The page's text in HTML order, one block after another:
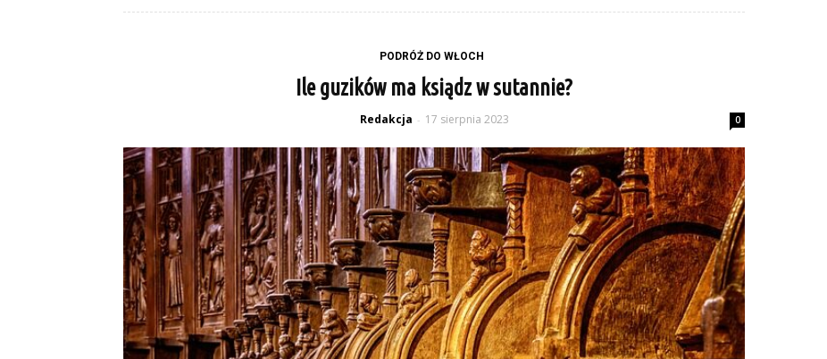
PODRÓŻ DO WŁOCH
Ile guzików ma ksiądz w sutannie?
Redakcja - 17 sierpnia 2023 0